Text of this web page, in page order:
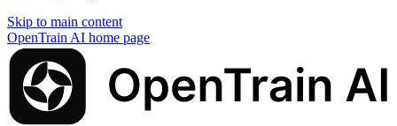
Skip to main content
OpenTrain AI home page